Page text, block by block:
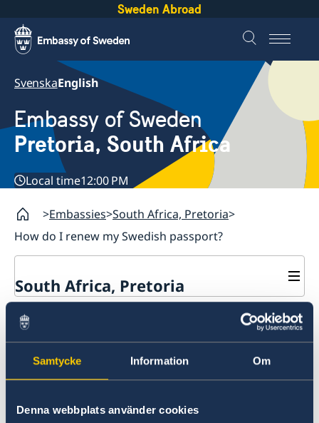
Samtycke Information Om
Denna webbplats använder cookies
Sweden Abroad
SvenskaEnglish
Embassy of Sweden
Pretoria, South Africa
Local time12:00 PM
Embassies South Africa, Pretoria
How do I renew my Swedish passport?
South Africa, Pretoria
Contact
About us
Sweden in Botswana
Sweden in Windhoek, Namibia
GDPR
How do I renew my Swedish
passport?
Swedish passports here.